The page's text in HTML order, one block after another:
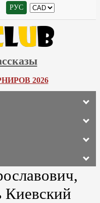
РУС
2026
Киевский